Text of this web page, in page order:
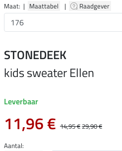
Maat: | Maattabel | Raadgever
STONEDEEK
kids sweater Ellen
Leverbaar
11,96 € 14,95 €29,90 €
Aantal: